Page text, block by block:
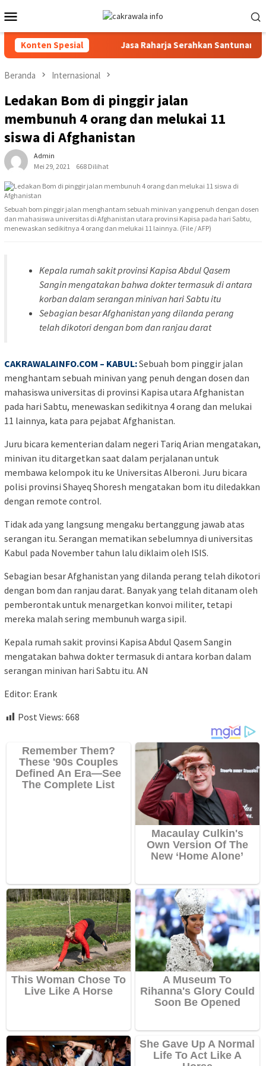
ke
kontenMobile
Konten Spesial
Layanan 110 Jasa Raharja Serahkan Santunan
Beranda Internasional
Ledakan Bom di pinggir jalan
membunuh 4 orang dan melukai 11
siswa di Afghanistan
Admin
Mei 29, 2021
668 Dilihat
Sebuah bom pinggir jalan menghantam sebuah minivan yang penuh dengan dosen
dan mahasiswa universitas di Afghanistan utara provinsi Kapisa pada hari Sabtu,
menewaskan sedikitnya 4 orang dan melukai 11 lainnya. (File / AFP)
Kepala rumah sakit provinsi Kapisa Abdul Qasem
Sangin mengatakan bahwa dokter termasuk di antara
korban dalam serangan minivan hari Sabtu itu
Sebagian besar Afghanistan yang dilanda perang
telah dikotori dengan bom dan ranjau darat
CAKRAWALAINFO.COM – KABUL:Sebuah bom pinggir jalan
menghantam sebuah minivan yang penuh dengan dosen dan
mahasiswa universitas di provinsi Kapisa utara Afghanistan
pada hari Sabtu, menewaskan sedikitnya 4 orang dan melukai
11 lainnya, kata para pejabat Afghanistan.
Juru bicara kementerian dalam negeri Tariq Arian mengatakan,
minivan itu ditargetkan saat dalam perjalanan untuk
membawa kelompok itu ke Universitas Alberoni. Juru bicara
polisi provinsi Shayeq Shoresh mengatakan bom itu diledakkan
dengan remote control.
Tidak ada yang langsung mengaku bertanggung jawab atas
serangan itu. Serangan mematikan sebelumnya di universitas
Kabul pada November tahun lalu diklaim oleh ISIS.
Sebagian besar Afghanistan yang dilanda perang telah dikotori
dengan bom dan ranjau darat. Banyak yang telah ditanam oleh
pemberontak untuk menargetkan konvoi militer, tetapi
mereka malah sering membunuh warga sipil.
Kepala rumah sakit provinsi Kapisa Abdul Qasem Sangin
mengatakan bahwa dokter termasuk di antara korban dalam
serangan minivan hari Sabtu itu. AN
Editor: Erank
Post Views: 668